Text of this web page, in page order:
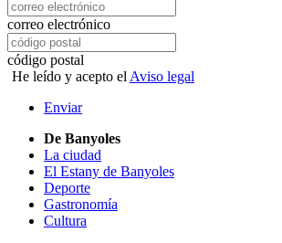
correo electrónico
código postal
He leído y acepto el Aviso legal
Enviar
De Banyoles
La ciudad
El Estany de Banyoles
Deporte
Gastronomía
Cultura